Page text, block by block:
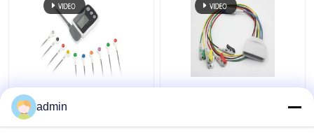
Borsam holter ecg-
kabel voor BS6930
BS6930-3 BS6930-12
8 Pin Praktisch Lood
admin